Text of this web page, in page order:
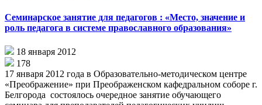
Семинарское занятие для педагогов : «Место, значение и
роль педагога в системе православного образования»
18 января 2012
178
17 января 2012 года в Образовательно-методическом центре
«Преображение» при Преображенском кафедральном соборе г.
Белгорода состоялось очередное занятие обучающего